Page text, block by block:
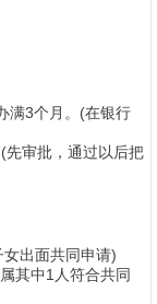
满3个月。(在银行
先审批，通过以后把
出面共同申请)
其中1人符合共同